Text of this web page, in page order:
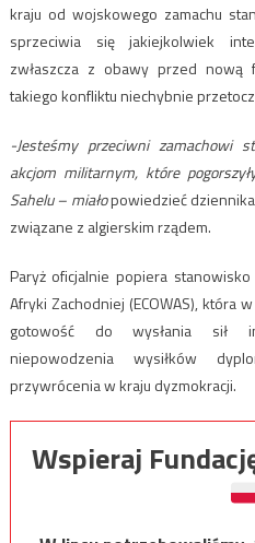
kraju od wojskowego zamachu
sprzeciwia się jakiejkolwiek
zwłaszcza z obawy przed nową
takiego konfliktu niechybnie
-Jesteśmy przeciwni zamachowi
akcjom militarnym, które
Sahelu – miałopowiedzieć
związane z algierskim rządem.
Paryż oficjalnie popiera
Afryki Zachodniej (ECOWAS), która
gotowość do wysłania sił
niepowodzenia wysiłków
przywrócenia w kraju dyzmokracji.
Wspieraj